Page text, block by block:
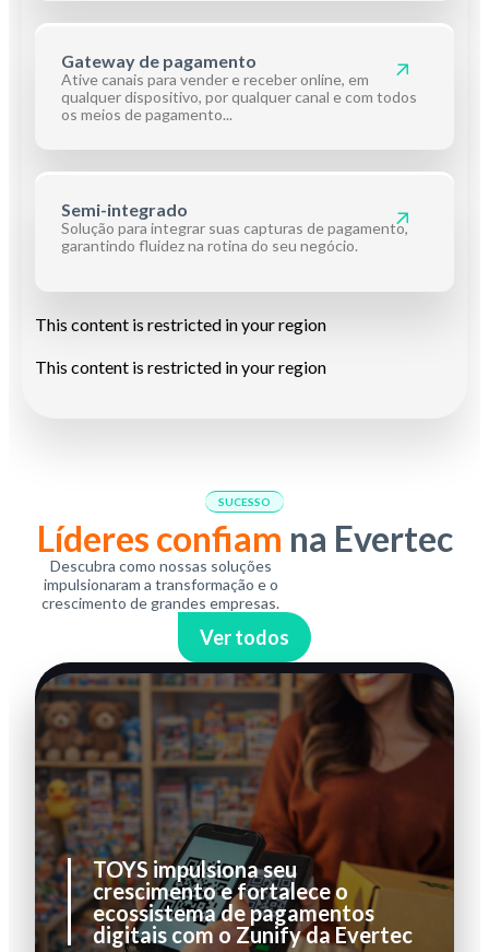
Gateway de pagamento
Ative canais para vender e receber online, em
qualquer dispositivo, por qualquer canal e com todos
os meios de pagamento...
Semi-integrado
Solução para integrar suas capturas de pagamento,
garantindo fluidezna rotina do seu negócio.
This content is restricted in your region
This content is restricted in your region
SUCESSO
Líderes confiam na Evertec
Descubra como nossas soluções
impulsionaram a transformação e o
crescimento de grandes empresas.
Ver todos
TOYS impulsiona seu
crescimento e fortalece o
ecossistema de pagamentos
digitais com o Zunify da Evertec